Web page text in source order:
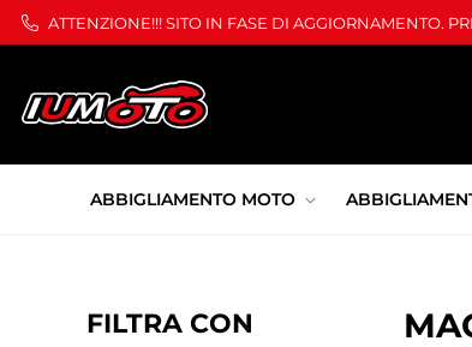
ATTENZIONE!!! SITO IN FASE DI AGGIORNAMENTO.
ABBIGLIAMENTO MOTO
FILTRA CON